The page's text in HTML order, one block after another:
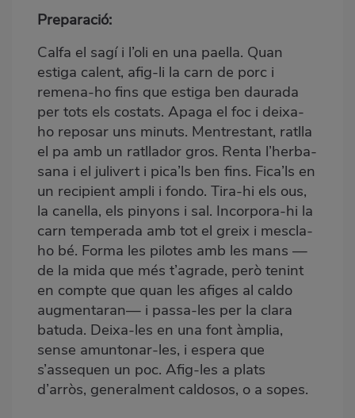
Preparació:
Calfa el sagí i l’oli en una paella. Quan
estiga calent, afig-li la carn de porc i
remena-ho fins que estiga ben daurada
per tots els costats. Apaga el foc i deixa-
ho reposar uns minuts. Mentrestant, ratlla
el pa amb un ratllador gros. Renta l’herba-
sana i el julivert i pica’ls ben fins. Fica’ls en
un recipient ampli i fondo. Tira-hi els ous,
la canella, els pinyons i sal. Incorpora-hi la
carn temperada amb tot el greix i mescla-
ho bé. Forma les pilotes amb les mans —
de la mida que més t’agrade, però tenint
en compte que quan les afiges al caldo
augmentaran— i passa-les per la clara
batuda. Deixa-les en una font àmplia,
sense amuntonar-les, i espera que
s’assequen un poc. Afig-les a plats
d’arròs, generalment caldosos, o a sopes.